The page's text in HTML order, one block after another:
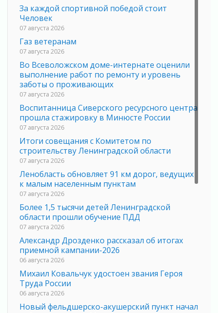
За каждой спортивной победой стоит
Человек
07 августа 2026
Газ ветеранам
07 августа 2026
Во Всеволожском доме-интернате оценили
выполнение работ по ремонту и уровень
заботы о проживающих
07 августа 2026
Воспитанница Сиверского ресурсного центра
прошла стажировку в Минюсте России
07 августа 2026
Итоги совещания с Комитетом по
строительству Ленинградской области
07 августа 2026
Ленобласть обновляет 91 км дорог, ведущих
к малым населенным пунктам
07 августа 2026
Более 1,5 тысячи детей Ленинградской
области прошли обучение ПДД
07 августа 2026
Александр Дрозденко рассказал об итогах
приемной кампании-2026
06 августа 2026
Михаил Ковальчук удостоен звания Героя
Труда России
06 августа 2026
Новый фельдшерско-акушерский пункт начал